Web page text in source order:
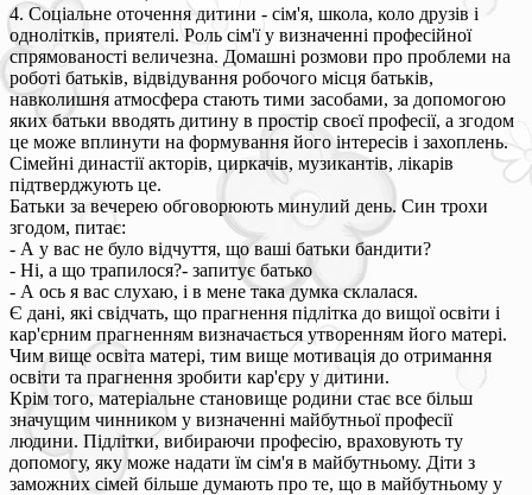
4. Соціальне оточення дитини - сім'я, школа, коло друзів і
однолітків, приятелі. Роль сім'ї у визначенні професійної
спрямованості величезна. Домашні розмови про проблеми на
роботі батьків, відвідування робочого місця батьків,
навколишня атмосфера стають тими засобами, за допомогою
яких батьки вводять дитину в простір своєї професії, а згодом
це може вплинути на формування його інтересів і захоплень.
Сімейні династії акторів, циркачів, музикантів, лікарів
підтверджують це.
Батьки за вечерею обговорюють минулий день. Син трохи
згодом, питає:
- А у вас не було відчуття, що ваші батьки бандити?
- Ні, а що трапилося?- запитує батько
- А ось я вас слухаю, і в мене така думка склалася.
Є дані, які свідчать, що прагнення підлітка до вищої освіти і
кар'єрним прагненням визначається утворенням його матері.
Чим вище освіта матері, тим вище мотивація до отримання
освіти та прагнення зробити кар'єру у дитини.
Крім того, матеріальне становище родини стає все більш
значущим чинником у визначенні майбутньої професії
людини. Підлітки, вибираючи професію, враховують ту
допомогу, яку може надати їм сім'я в майбутньому. Діти з
заможних сімей більше думають про те, що в майбутньому у